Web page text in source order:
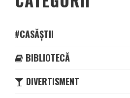
#CASĂȘTII
BIBLIOTECĂ
DIVERTISMENT